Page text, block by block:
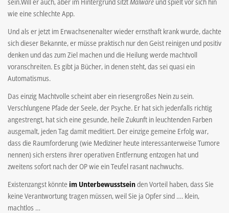
wie eine schlechte App.
Und als er jetzt im Erwachsenenalter wieder ernsthaft krank wurde, dachte
sich dieser Bekannte, er müsse praktisch nur den Geist reinigen und positiv
denken und das zum Ziel machen und die Heilung werde machtvoll
voranschreiten. Es gibt ja Bücher, in denen steht, das sei quasi ein
Automatismus.
Das einzig Machtvolle scheint aber ein riesengroßes Nein zu sein.
Verschlungene Pfade der Seele, der Psyche. Er hat sich jedenfalls richtig
angestrengt, hat sich eine gesunde, heile Zukunft in leuchtenden Farben
ausgemalt, jeden Tag damit meditiert. Der einzige gemeine Erfolg war,
dass die Raumforderung (wie Mediziner heute interessanterweise Tumore
nennen) sich erstens ihrer operativen Entfernung entzogen hat und
zweitens sofort nach der OP wie ein Teufel rasant nachwuchs.
Existenzangst könnte im Unterbewusstseinden Vorteil haben, dass Sie
keine Verantwortung tragen müssen, weil Sie ja Opfer sind …. klein,
machtlos …